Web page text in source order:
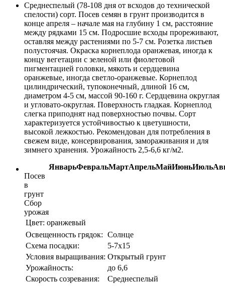
Среднеспелый (78-108 дня от всходов до технической
спелости) сорт. Посев семян в грунт производится в
конце апреля – начале мая на глубину 1 см, расстояние
между рядками 15 см. Подросшие всходы прореживают,
оставляя между растениями по 5-7 см. Розетка листьев
полустоячая. Окраска корнеплода оранжевая, иногда к
концу вегетации с зеленой или фиолетовой
пигментацией головки, мякоть и сердцевина
оранжевые, иногда светло-оранжевые. Корнеплод
цилиндрический, тупоконечный, длиной 16 см,
диаметром 4-5 см, массой 90-160 г. Сердцевина округлая
и угловато-округлая. Поверхность гладкая. Корнеплод
слегка приподнят над поверхностью почвы. Сорт
характеризуется устойчивостью к цветушности,
высокой лежкостью. Рекомендован для потребления в
свежем виде, консервирования, замораживания и для
зимнего хранения. Урожайность 2,5-6,6 кг/м2.
ЯнварьФевральМартАпрельМайИюньИюль
Посев
в
грунт
Сбор
урожая
Цвет: оранжевый
Освещенность грядок: Солнце
Схема посадки:
5-7х15
Условия выращивания: Открытый грунт
Урожайность:
до 6,6
Скорость созревания:
Среднеспелый